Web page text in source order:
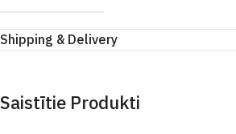
Shipping & Delivery
Saistītie Produkti